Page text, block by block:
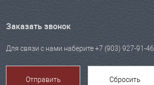
Заказать звонок
Для связи с нами наберите +7 (903) 927-91-46